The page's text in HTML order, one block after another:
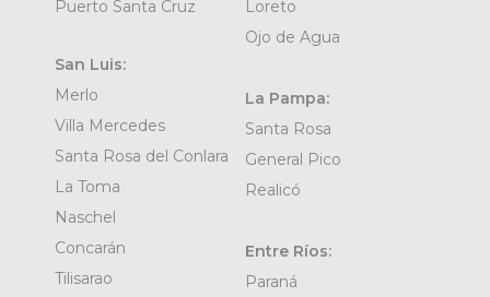
Puerto Santa Cruz
San Luis:
Merlo
Villa Mercedes
Santa Rosa del Conlara
La Toma
Naschel
Concarán
Tilisarao
Loreto
Ojo de Agua
La Pampa:
Santa Rosa
General Pico
Realicó
Entre Ríos:
Paraná